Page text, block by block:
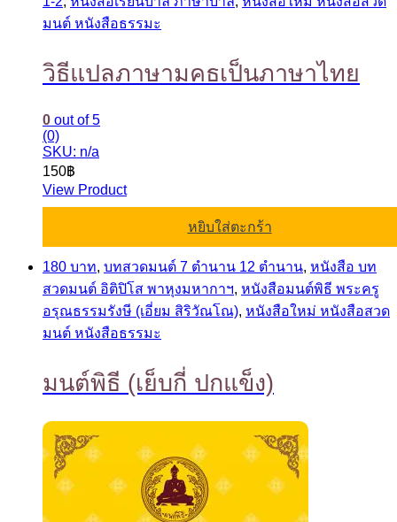
มนต์ หนังสือธรรมะ
วิธีแปลภาษามคธเป็นภาษาไทย
0 out of 5
(0)
SKU: n/a
150฿
View Product
หยิบใส่ตะกร้า
180 บาท, บทสวดมนต์ 7 ตำนาน 12 ตำนาน, หนังสือ บท
สวดมนต์ อิติปิโส พาหุงมหากาฯ, หนังสือมนต์พิธี พระครู
อรุณธรรมรังษี (เอี่ยม สิริวัณโณ), หนังสือใหม่ หนังสือสวด
มนต์ หนังสือธรรมะ
มนต์พิธี (เย็บกี่ ปกแข็ง)